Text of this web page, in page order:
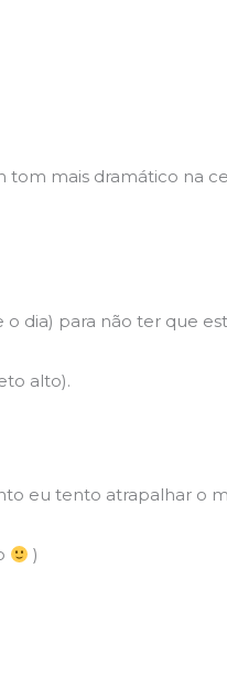
tom mais dramático na
dia) para não ter que
alto).
eu tento atrapalhar o
)